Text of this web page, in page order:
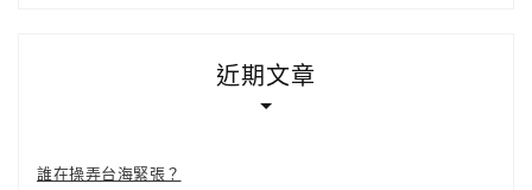
近期文章
誰在操弄台海緊張？